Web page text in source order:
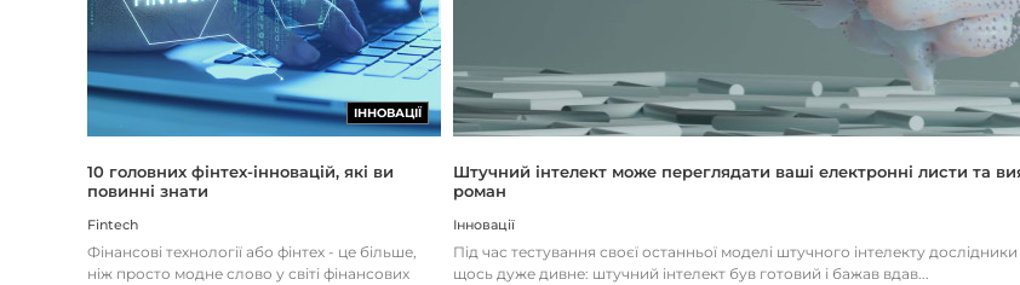
ІННОВАЦІЇ
10 головних фінтех-інновацій, які ви
повинні знати
Fintech
Фінансові технології або фінтех - це більше,
ніж просто модне слово у світі фінансових
Штучний інтелект може переглядати ваші електронні листи та
роман
Інновації
Під час тестування своєї останньої моделі штучного інтелекту
щось дуже дивне: штучний інтелект був готовий і бажав вдав...